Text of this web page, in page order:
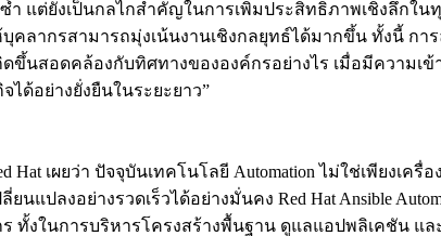
ำ แต่ยังเป็นกลไกสำคัญในการเพิ่มประสิทธิภาพเชิงลึกใ
ากรสามารถมุ่งเน้นงานเชิงกลยุทธ์ได้มากขึ้น ทั้งนี้ การ
นสอดคล้องกับทิศทางขององค์กรอย่างไร เมื่อมีความเ
ได้อย่างยั่งยืนในระยะยาว”
เผยว่า ปัจจุบันเทคโนโลยี Automation ไม่ใช่เพียงเค
ลงอย่างรวดเร็วได้อย่างมั่นคง Red Hat Ansible
งในการบริหารโครงสร้างพื้นฐาน ดูแลแอปพลิเคชัน แล